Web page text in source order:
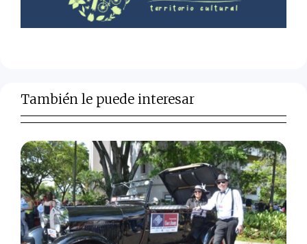
También le puede interesar